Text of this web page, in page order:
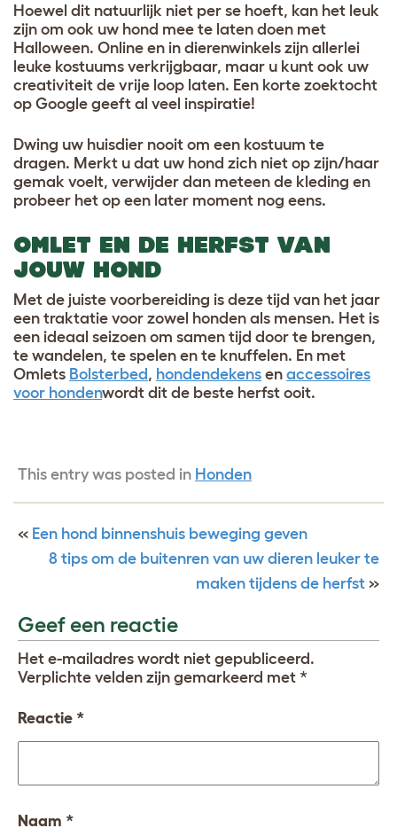
Hoewel dit natuurlijk niet per se hoeft, kan het leuk
zijn om ook uw hond mee te laten doen met
Halloween. Online en in dierenwinkels zijn allerlei
leuke kostuums verkrijgbaar, maar u kunt ook uw
creativiteit de vrije loop laten. Een korte zoektocht
op Google geeft al veel inspiratie!
Dwing uw huisdier nooit om een kostuum te
dragen. Merkt u dat uw hond zich niet op zijn/haar
gemak voelt, verwijder dan meteen de kleding en
probeer het op een later moment nog eens.
OMLET EN DE HERFST VAN
JOUW HOND
Met de juiste voorbereiding is deze tijd van het jaar
een traktatie voor zowel honden als mensen. Het is
een ideaal seizoen om samen tijd door te brengen,
te wandelen, te spelen en te knuffelen. En met
Omlets Bolsterbed, hondendekens en accessoires
voor hondenwordt dit de beste herfst ooit.
This entry was posted in Honden
« Een hond binnenshuis beweging geven
8 tips om de buitenren van uw dieren leuker te
maken tijdens de herfst »
Geef een reactie
Het e-mailadres wordt niet gepubliceerd.
Verplichte velden zijn gemarkeerd met *
Reactie *
Naam *